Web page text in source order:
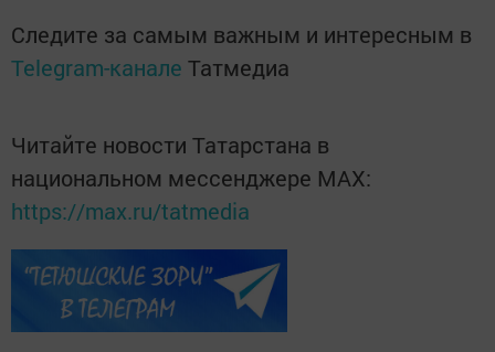
Следите за самым важным и интересным в
Telegram-канале Татмедиа
Читайте новости Татарстана в
национальном мессенджере MАХ:
https://max.ru/tatmedia